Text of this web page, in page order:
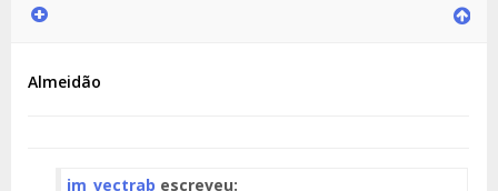
Almeidão
jm_vectrab escreveu: